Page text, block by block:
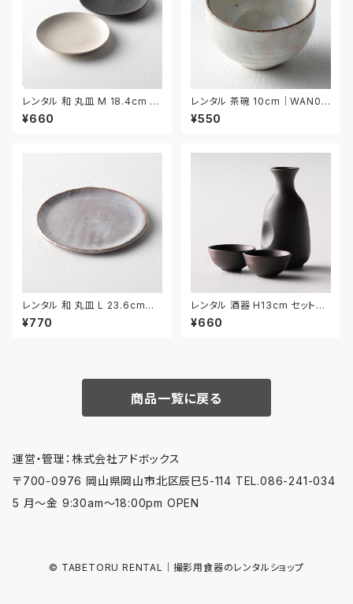
レンタル 和 丸皿 M 18.4cm 2
枚セット｜WMM005
¥660
レンタル 茶碗 10cm｜WAN03
9
¥550
レンタル 和 丸皿 L 23.6cm｜
WML022
¥770
レンタル 酒器 H13cm セット｜
SHU007
¥660
商品一覧に戻る
運営・管理：株式会社アドボックス
〒700-0976 岡山県岡山市北区辰巳5-114 TEL.086-241-034
5 月〜金 9:30am〜18:00pm OPEN
© TABETORU RENTAL｜撮影用食器のレンタルショップ